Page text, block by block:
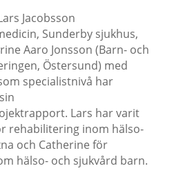
Jacobsson
Sunderby sjukhus,
Aaro Jonsson (Barn- och
Östersund) med
specialistnivå har
Lars har varit
rehabilitering inom hälso-
och Catherine för
hälso- och sjukvård barn.